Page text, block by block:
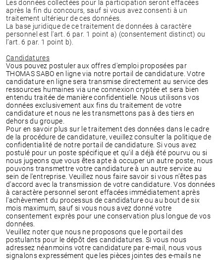
Les données collectées pour la participation seront effacées
après la fin du concours, sauf si vous avez consenti à un
traitement ultérieur de ces données.
La base juridique de ce traitement de données à caractère
personnel est l'art. 6 par. 1 point a) (consentement distinct) ou
l’art. 6 par. 1 point b).
Candidatures
Vous pouvez postuler aux offres d'emploi proposées par
THOMAS SABO en ligne via notre portail de candidature. Votre
candidature en ligne sera transmise directement au service des
ressources humaines via une connexion cryptée et sera bien
entendu traitée de manière confidentielle. Nous utilisons vos
données exclusivement aux fins du traitement de votre
candidature et nous ne les transmettons pas à des tiers en
dehors du groupe.
Pour en savoir plus sur le traitement des données dans le cadre
de la procédure de candidature, veuillez consulter la politique de
confidentialité de notre portail de candidature. Si vous avez
postulé pour un poste spécifique et qu'il a déjà été pourvu ou si
nous jugeons que vous êtes apte à occuper un autre poste, nous
pouvons transmettre votre candidature à un autre service au
sein de l'entreprise. Veuillez nous faire savoir si vous n’êtes pas
d’accord avec la transmission de votre candidature. Vos données
à caractère personnel seront effacées immédiatement après
l'achèvement du processus de candidature ou au bout de six
mois maximum, sauf si vous nous avez donné votre
consentement exprès pour une conservation plus longue de vos
données.
Veuillez noter que nous ne proposons que le portail des
postulants pour le dépôt des candidatures. Si vous nous
adressez néanmoins votre candidature par e-mail, nous vous
signalons expressément que les pièces jointes des e-mails ne